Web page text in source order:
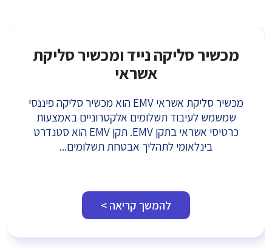
מכשיר סליקה נייד ומכשיר סליקת
אשראי
מכשיר סליקת אשראי EMV הוא מכשיר סליקה פיננסי
שמשמש לעיבוד תשלומים אלקטרוניים באמצעות
כרטיסי אשראי בתקן EMV. תקן EMV הוא סטנדרט
בינלאומי לתהליך אבטחת תשלומים...
להמשך קריאה >